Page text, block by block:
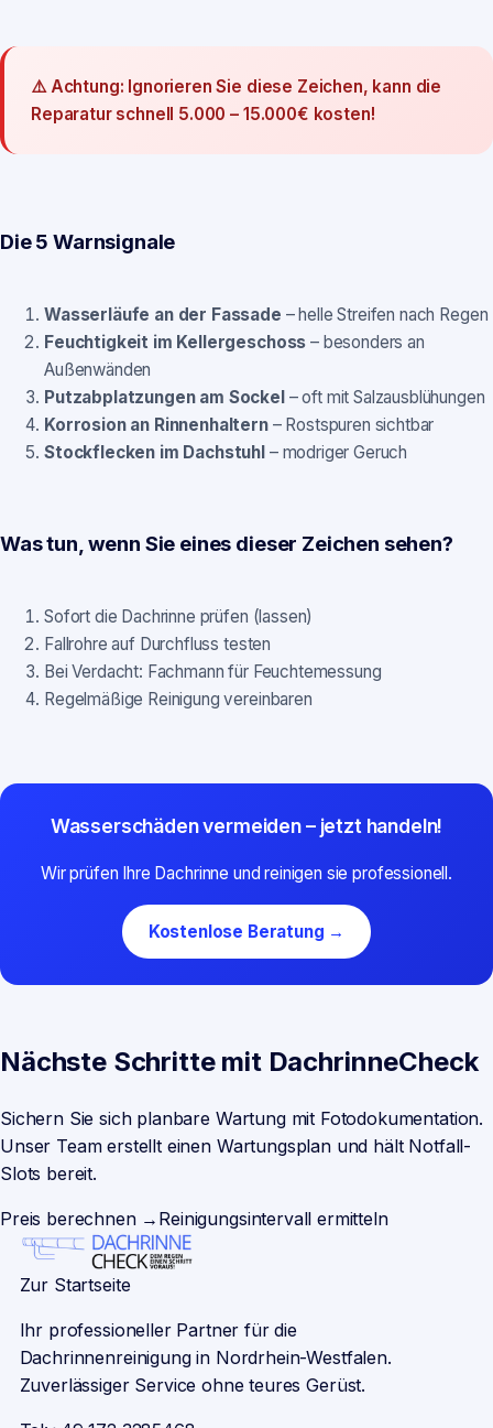
⚠️ Achtung: Ignorieren Sie diese Zeichen, kann die
Reparatur schnell 5.000 – 15.000€ kosten!
Die 5 Warnsignale
Wasserläufe an der Fassade – helle Streifen nach Regen
Feuchtigkeit im Kellergeschoss – besonders an
Außenwänden
Putzabplatzungen am Sockel– oft mit Salzausblühungen
Korrosion an Rinnenhaltern– Rostspuren sichtbar
Stockflecken im Dachstuhl – modriger Geruch
Was tun, wenn Sie eines dieser Zeichen sehen?
Sofort die Dachrinne prüfen (lassen)
Fallrohre auf Durchfluss testen
Bei Verdacht: Fachmann für Feuchtemessung
Regelmäßige Reinigung vereinbaren
Wasserschäden vermeiden – jetzt handeln!
Wir prüfen Ihre Dachrinne und reinigen sie professionell.
Kostenlose Beratung →
Nächste Schritte mit DachrinneCheck
Sichern Sie sich planbare Wartung mit Fotodokumentation.
Unser Team erstellt einen Wartungsplan und hält Notfall-
Slots bereit.
Preis berechnen → Reinigungsintervall ermitteln
Zur Startseite
Ihr professioneller Partner für die
Dachrinnenreinigung in Nordrhein-Westfalen.
Zuverlässiger Service ohne teures Gerüst.